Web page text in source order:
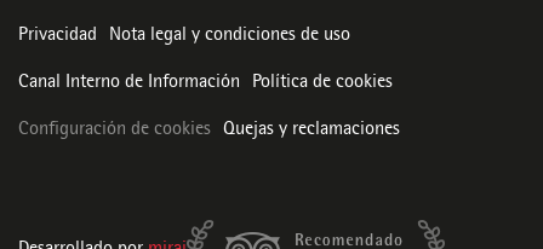
Privacidad Nota legal y condiciones de uso
Canal Interno de Información Política de cookies
Configuración de cookies Quejas y reclamaciones